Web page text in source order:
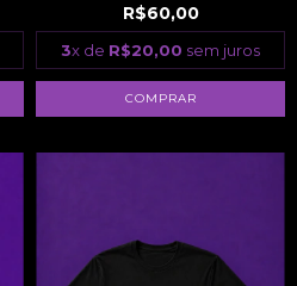
R$60,00
3x de R$20,00 sem juros
COMPRAR